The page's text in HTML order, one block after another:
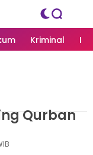
Kriminal
Qurban